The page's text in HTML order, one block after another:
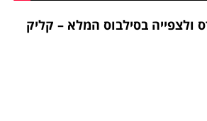
ולצפייה בסילבוס המלא – קליק